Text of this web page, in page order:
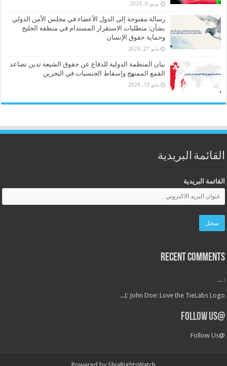
يونيو 9, 2026
رسالة مفتوحة إلى الدول الأعضاء في مجلس الأمن الدولي
بشأن: متطلبات الاستقرار المستدام في منطقة الخليج
وحماية حقوق الإنسان
مايو 27, 2026
بيان المنظمة الدولية للدفاع عن حقوق الشيعة تدين تصاعد
القمع الممنهج وإسقاط الجنسيات في البحرين
مايو 13, 2026
القائمة البريدية
القائمة البريدية
Recent Comments
: ...
John Doe: Love the TieLabs Logo :)...
@Follow Us
@Follow Us